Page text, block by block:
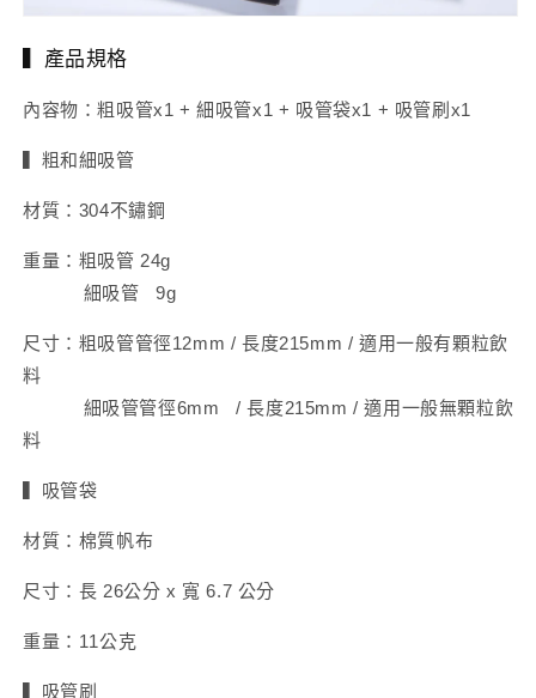
▍產品規格
內容物：粗吸管x1 + 細吸管x1 + 吸管袋x1 + 吸管刷x1
▍粗和細吸管
材質：304不鏽鋼
重量：粗吸管 24g
細吸管 9g
尺寸：粗吸管管徑12mm / 長度215mm / 適用一般有顆粒飲
料
細吸管管徑6mm / 長度215mm / 適用一般無顆粒飲
料
▍吸管袋
材質：棉質帆布
尺寸：長 26公分 x 寬 6.7 公分
重量：11公克
▍吸管刷